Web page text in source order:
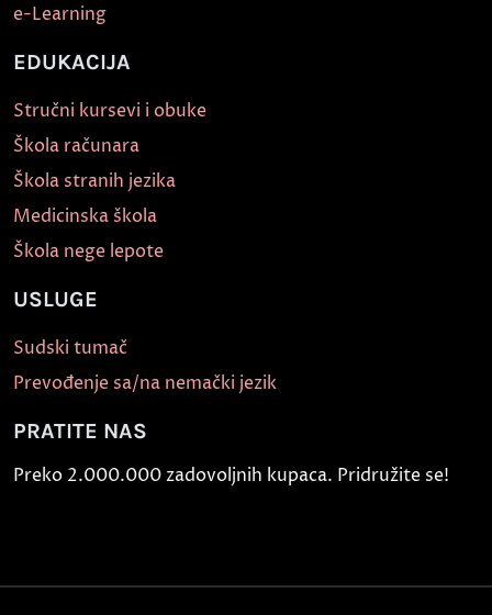
e-Learning
EDUKACIJA
Stručni kursevi i obuke
Škola računara
Škola stranih jezika
Medicinska škola
Škola nege lepote
USLUGE
Sudski tumač
Prevođenje sa/na nemački jezik
PRATITE NAS
Preko 2.000.000 zadovoljnih kupaca. Pridružite se!